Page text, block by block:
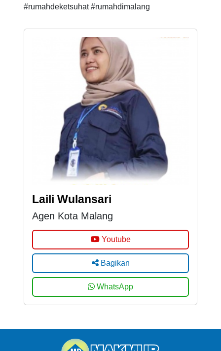
#rumahdeketsuhat #rumahdimalang
Laili Wulansari
Agen Kota Malang
Youtube
Bagikan
WhatsApp